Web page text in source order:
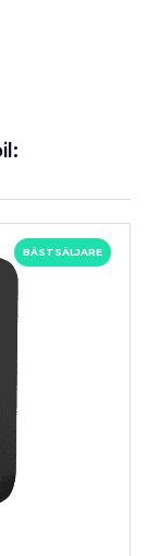
BÄSTSÄLJARE